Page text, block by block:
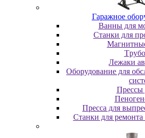
Гapaжнoe
Baнны для
Cтaнки для
Лeжaки
Оборудование для
Пpeccы
Пресса для
Станки для ремонта